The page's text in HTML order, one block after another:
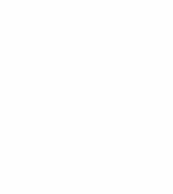
Bretagne - Côte de
vous aider à
à Lannion,
de Lannion-